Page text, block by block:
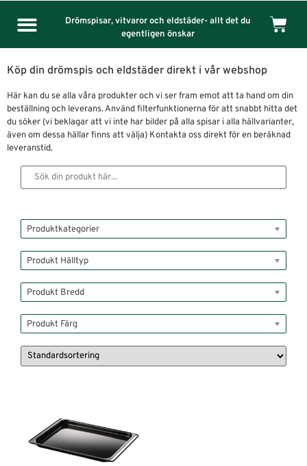
Drömspisar, vitvaror och eldstäder- allt det du
egentligen önskar
Köp din drömspis och eldstäder direkt i vår webshop
Här kan du se alla våra produkter och vi ser fram emot att ta hand om din
beställning och leverans. Använd filterfunktionerna för att snabbt hitta det
du söker (vi beklagar att vi inte har bilder på alla spisar i alla hällvarianter,
även om dessa hällar finns att välja) Kontakta oss direkt för en beräknad
leveranstid.
Produktkategorier
Produkt Hälltyp
Produkt Bredd
Produkt Färg